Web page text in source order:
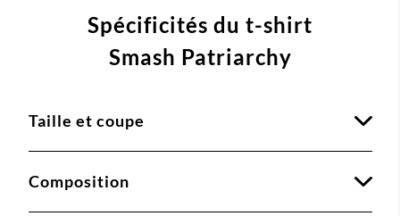
Spécificités du t-shirt
Smash Patriarchy
Taille et coupe
Composition